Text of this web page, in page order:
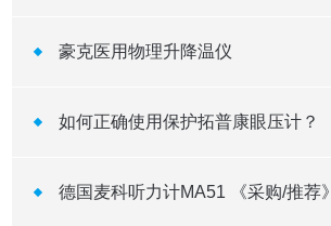
豪克医用物理升降温仪
如何正确使用保护拓普康眼压计？
德国麦科听力计MA51 《采购/推荐》